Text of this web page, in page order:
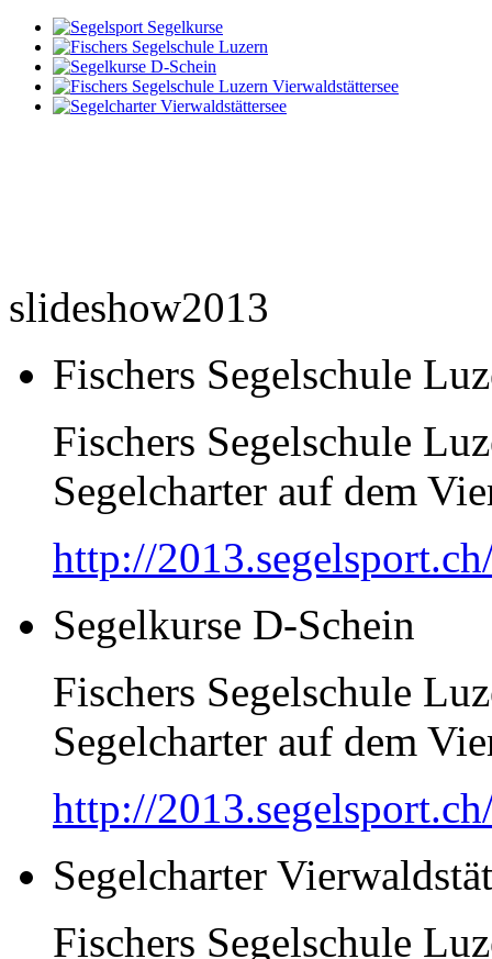
slideshow2013
Fischers Segelschule
Fischers Segelschule
Segelcharter auf dem
http://
Segelkurse D-Schein
Fischers Segelschule
Segelcharter auf dem
http://
Segelcharter
Fischers Segelschule